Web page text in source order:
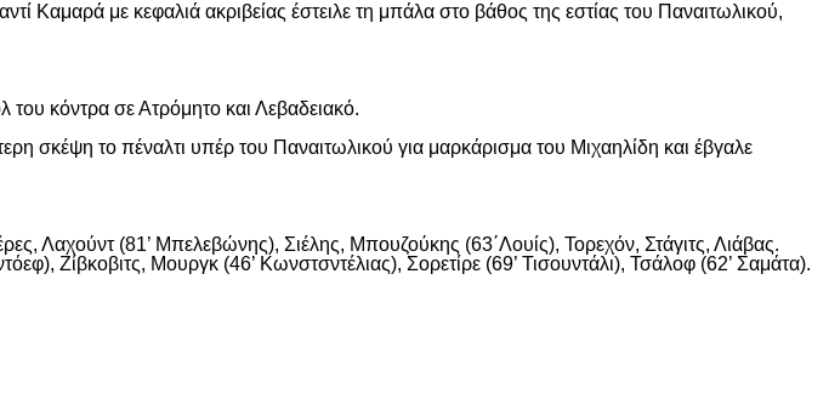
Καμαρά με κεφαλιά ακριβείας έστειλε τη μπάλα στο βάθος της εστίας του Παναιτωλικού,
κόντρα σε Ατρόμητο και Λεβαδειακό.
σκέψη το πέναλτι υπέρ του Παναιτωλικού για μαρκάρισμα του Μιχαηλίδη και έβγαλε
Λαχούντ (81’ Μπελεβώνης), Σιέλης, Μπουζούκης (63΄Λουίς), Τορεχόν, Στάγιτς, Λιάβας.
Ζίβκοβιτς, Μουργκ (46’ Κωνστσντέλιας), Σορετίρε (69’ Τισουντάλι), Τσάλοφ (62’ Σαμάτα).